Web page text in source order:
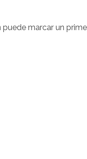
marcar un